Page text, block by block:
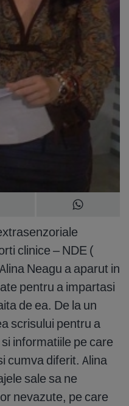
clinice – NDE (
Neagu a aparut in
pentru a impartasi
de ea. De la un
scrisului pentru a
informatiile pe care
cumva diferit. Alina
sale sa ne
nevazute, pe care